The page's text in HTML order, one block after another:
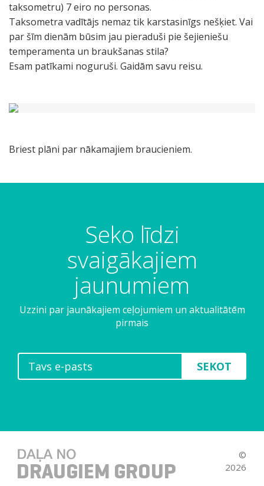
taksometru) 7 eiro no personas.
Taksometra vadītājs nemaz tik karstasinīgs nešķiet. Vai
par šīm dienām būsim jau pieraduši pie šejieniešu
temperamenta un braukšanas stila?
Esam patīkami noguruši. Gaidām savu reisu.
Briest plāni par nākamajiem braucieniem.
Seko līdzi
svaigākajiem
jaunumiem
Uzzini par jaunākajiem ceļojumiem un aktualitātēm
pirmais
SEKOT
©
2026